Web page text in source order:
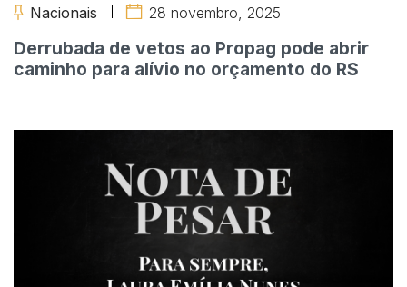
Nacionais 28 novembro, 2025
Derrubada de vetos ao Propag pode abrir
caminho para alívio no orçamento do RS